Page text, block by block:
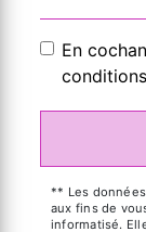
En
** Les
aux fins de
informatisé.